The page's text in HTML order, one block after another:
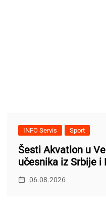
INFO Servis Sport
Šesti Akvatlon u
učesnika iz Srbije i
06.08.2026